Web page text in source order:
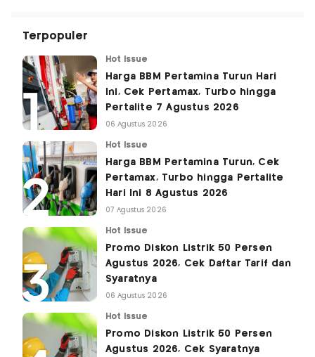
Terpopuler
Hot Issue
Harga BBM Pertamina Turun Hari
Ini, Cek Pertamax, Turbo hingga
Pertalite 7 Agustus 2026
06 Agustus 2026
Hot Issue
Harga BBM Pertamina Turun, Cek
Pertamax, Turbo hingga Pertalite
Hari Ini 8 Agustus 2026
07 Agustus 2026
Hot Issue
Promo Diskon Listrik 50 Persen
Agustus 2026, Cek Daftar Tarif dan
Syaratnya
06 Agustus 2026
Hot Issue
Promo Diskon Listrik 50 Persen
Agustus 2026, Cek Syaratnya